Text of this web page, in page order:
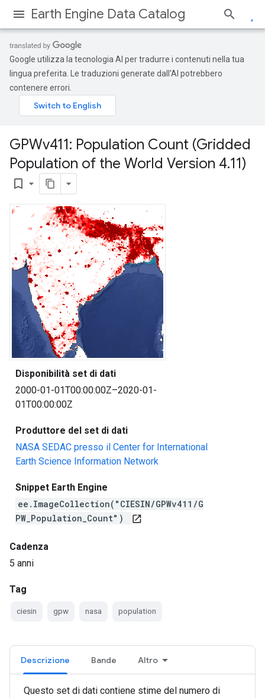
Earth Engine Data Catalog
Google utilizza la tecnologia AI per tradurre i contenuti nella tua
lingua preferita. Le traduzioni generate dall'AI potrebbero
contenere errori.
GPWv411: Population Count (Gridded
Population of the World Version 4.11)
bookmark_border
Disponibilità set di dati
2000-01-01T00:00:00Z–2020-01-
01T00:00:00Z
Produttore del set di dati
NASA SEDAC presso il Center for International
Earth Science Information Network
Snippet Earth Engine
ee.ImageCollection("CIESIN/GPWv411/G
PW_Population_Count")
open_in_new
Cadenza
5 anni
Tag
ciesin gpw nasa population
Descrizione Bande Altro
Questo set di dati contiene stime del numero di